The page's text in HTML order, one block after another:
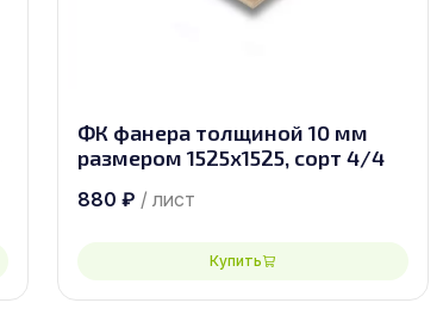
ФК фанера толщиной 10 мм
размером 1525х1525, сорт 4/4
880 ₽ / лист
Купить